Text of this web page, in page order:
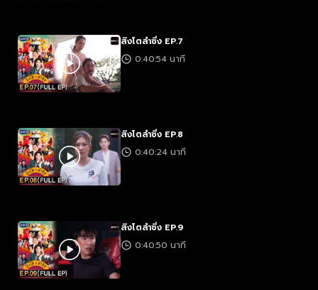
สิงโตลำซิ่ง EP.7
0:40:54 นาที
สิงโตลำซิ่ง EP.8
0:40:24 นาที
สิงโตลำซิ่ง EP.9
0:40:50 นาที